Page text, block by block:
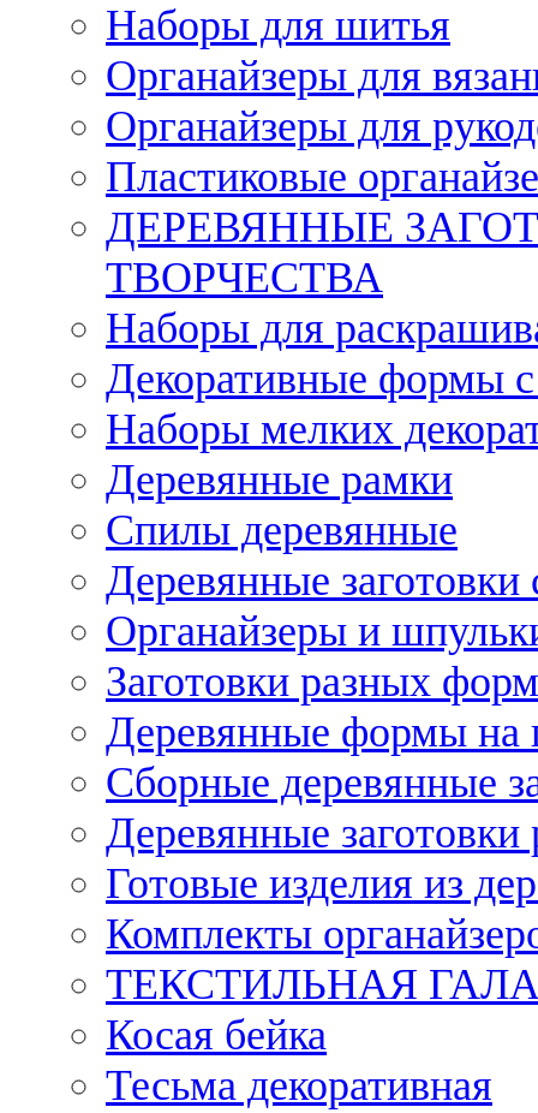
Наборы для шитья
Органайзеры для
Органайзеры для
Пластиковые
ДЕРЕВЯННЫЕ
ТВОРЧЕСТВА
Наборы для
Декоративные формы с
Наборы мелких
Деревянные рамки
Спилы деревянные
Деревянные заготовки
Органайзеры и
Заготовки разных
Деревянные формы на
Сборные деревянные
Деревянные заготовки
Готовые изделия из
Комплекты
ТЕКСТИЛЬНАЯ
Косая бейка
Тесьма декоративная